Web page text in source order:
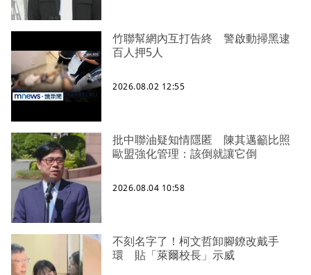
竹聯幫網內互打告終 警啟動掃黑逮
百人押5人
2026.08.02 12:55
批中聯油疑知情隱匿 陳其邁籲比照
歐盟強化管理：該倒就讓它倒
2026.08.04 10:58
不刻名字了！柯文哲卸腳鐐改戴手
環 貼「萊爾校長」示威